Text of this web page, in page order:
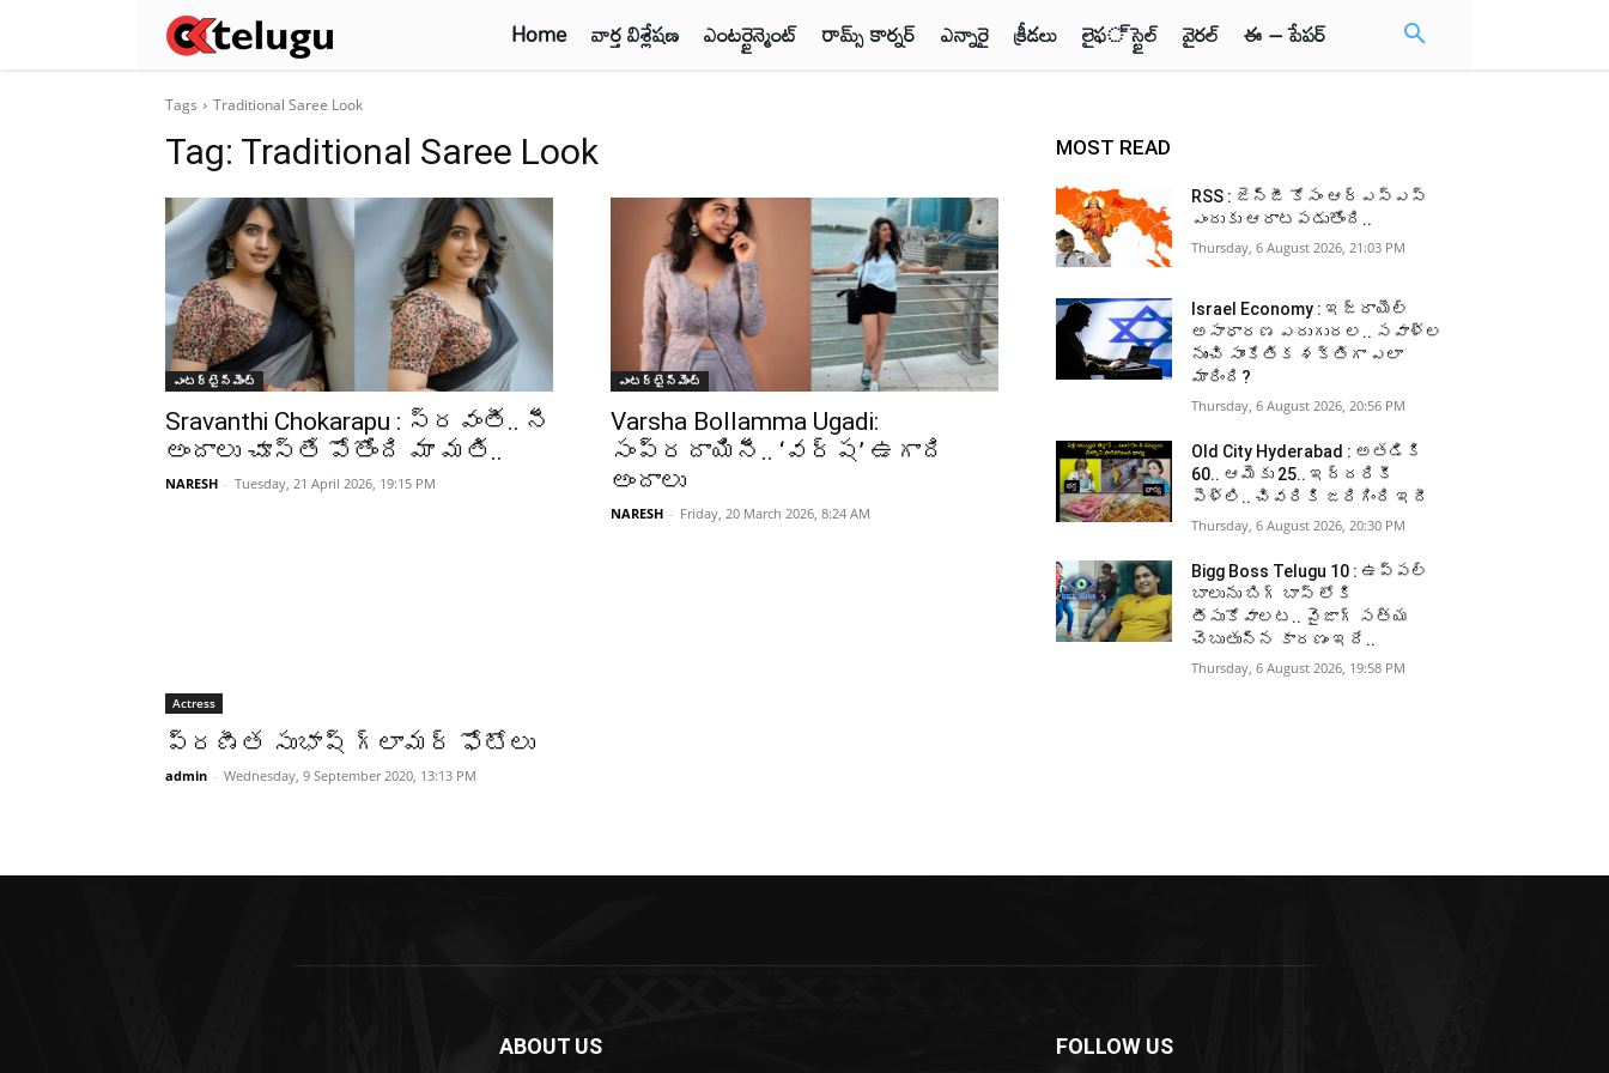
Home వార్త విశ్లేషణ ఎంటర్టైన్మెంట్ రామ్స్ కార్నర్ ఎన్నారై క్రీడలు లైఫ్ స్టైల్ వైరల్ ఈ – పేపర్
Tags Traditional Saree Look
Tag: Traditional Saree Look
ఎంటర్టైన్మెంట్
Sravanthi Chokarapu : స్రవంతీ.. నీ
అందాలు చూస్తే పోతోంది మా మతి..
NARESH - Tuesday, 21 April 2026, 19:15 PM
ఎంటర్టైన్మెంట్
Varsha Bollamma Ugadi:
సంప్రదాయినీ.. ‘వర్ష’ ఉగాది
అందాలు
NARESH - Friday, 20 March 2026, 8:24 AM
Actress
ప్రణీత సుభాష్ గ్లామర్ ఫోటోలు
admin - Wednesday, 9 September 2020, 13:13 PM
MOST READ
RSS : జెన్‌జీ కోసం ఆర్‌ఎస్‌ఎస్‌
ఎందుకు ఆరాటపడుతోంది..
Thursday, 6 August 2026, 21:03 PM
Israel Economy : ఇజ్రాయెల్‌
అసాధారణ ఎదుగుదల.. సవాళ్ల
నుంచి సాంకేతిక శక్తిగా ఎలా
మారింది?
Thursday, 6 August 2026, 20:56 PM
Old City Hyderabad : అతడికి
60.. ఆమెకు 25.. ఇద్దరికీ
పెళ్లి.. చివరికి జరిగింది ఇదీ
Thursday, 6 August 2026, 20:30 PM
Bigg Boss Telugu 10 : ఉప్పల్
బాలును బిగ్ బాస్ లోకి
తీసుకోవాలట.. వైజాగ్ సత్య
చెబుతున్న కారణం ఇదే..
Thursday, 6 August 2026, 19:58 PM
ABOUT US FOLLOW US